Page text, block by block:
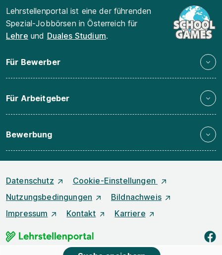
Lehrstellenportal ist eine der führenden
Spezial-Jobbörsen in Österreich für
Lehre und Duales Studium.
Für Bewerber
Für Arbeitgeber
Bewerbung
Datenschutz
Cookie-Einstellungen
Nutzungsbedingungen
Bildnachweis
Impressum
Kontakt Karriere